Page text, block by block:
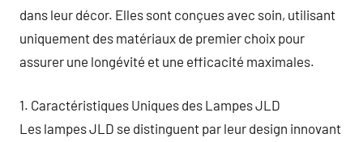
dans leur décor. Elles sont conçues avec soin, utilisant
uniquement des matériaux de premier choix pour
assurer une longévité et une efficacité maximales.
1. Caractéristiques Uniques des Lampes JLD
Les lampes JLD se distinguent par leur design innovant